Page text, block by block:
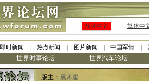
简体中文 繁体中
即时新闻 热点新闻 图片新闻 中国军情
世界时事论坛 世界汽车论坛
版主： 黑木崖